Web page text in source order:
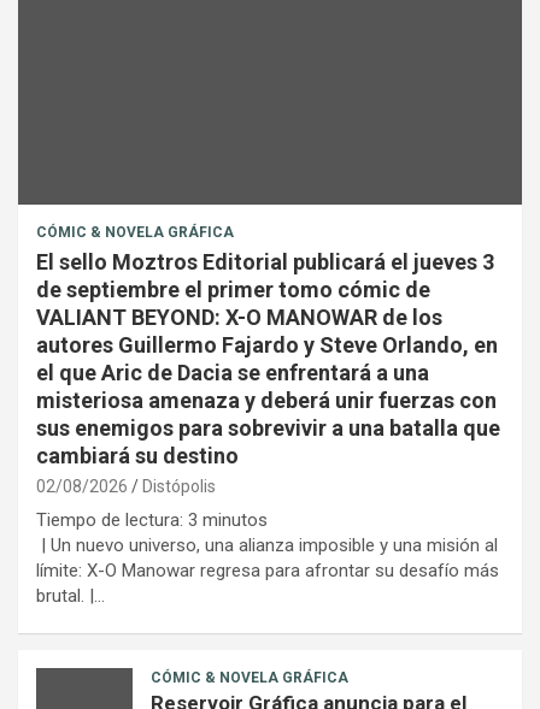
CÓMIC & NOVELA GRÁFICA
El sello Moztros Editorial publicará el jueves 3
de septiembre el primer tomo cómic de
VALIANT BEYOND: X-O MANOWAR de los
autores Guillermo Fajardo y Steve Orlando, en
el que Aric de Dacia se enfrentará a una
misteriosa amenaza y deberá unir fuerzas con
sus enemigos para sobrevivir a una batalla que
cambiará su destino
02/08/2026 Distópolis
Tiempo de lectura: 3 minutos
| Un nuevo universo, una alianza imposible y una misión al
límite: X-O Manowar regresa para afrontar su desafío más
brutal. |…
CÓMIC & NOVELA GRÁFICA
Reservoir Gráfica anuncia para el